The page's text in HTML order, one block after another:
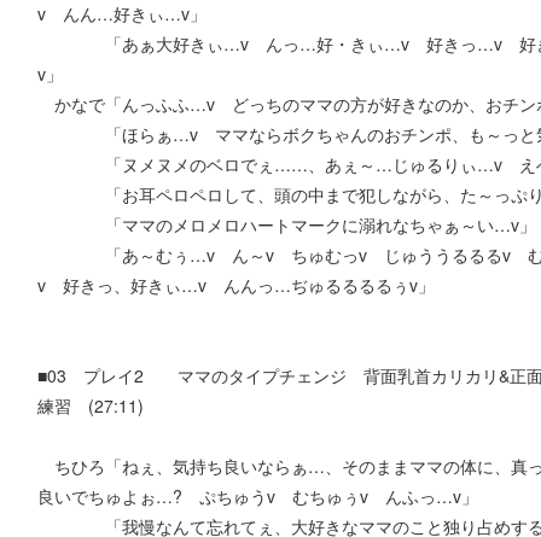
v んん…好きぃ…v」
「あぁ大好きぃ…v んっ…好・きぃ…v 好きっ…v 好
v」
かなで「んっふふ…v どっちのママの方が好きなのか、おチ
「ほらぁ…v ママならボクちゃんのおチンポ、も～っと
「ヌメヌメのベロでぇ……、あぇ～…じゅるりぃ…v え
「お耳ペロペロして、頭の中まで犯しながら、た～っぷ
「ママのメロメロハートマークに溺れなちゃぁ～い…v」
「あ～むぅ…v ん～v ちゅむっv じゅううるるるv む
v 好きっ、好きぃ…v んんっ…ぢゅるるるるぅv」
■03 プレイ2 ママのタイプチェンジ 背面乳首カリカリ&正面
練習 (27:11)
ちひろ「ねぇ、気持ち良いならぁ…、そのままママの体に、真
良いでちゅよぉ…? ぷちゅうv むちゅぅv んふっ…v」
「我慢なんて忘れてぇ、大好きなママのこと独り占めする